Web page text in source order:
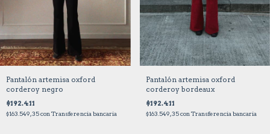
Pantalón artemisa oxford
corderoy negro
$192.411
$163.549,35con Transferencia bancaria
Pantalón artemisa oxford
corderoy bordeaux
$192.411
$163.549,35con Transferencia bancaria